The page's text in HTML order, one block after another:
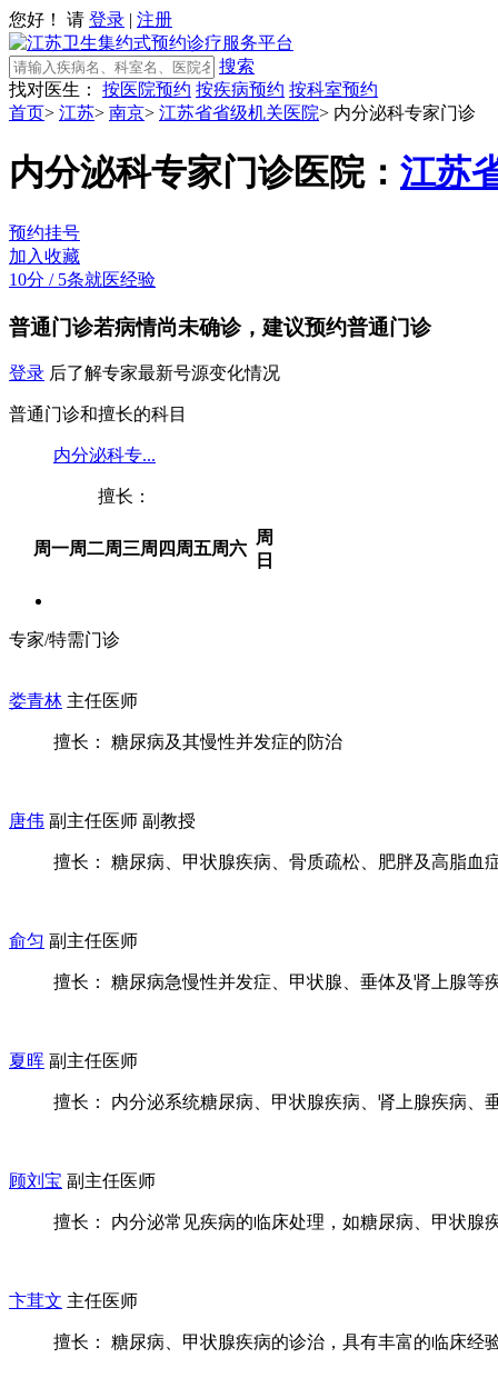
您好！ 请 登录 | 注册
搜索
找对医生：
按医院预约 按疾病预约 按科室预约
首页> 江苏> 南京> 江苏省省级机关医院> 内分泌科专家门诊
内分泌科专家门诊医院： 江苏
预约挂号
加入收藏
10分 / 5条就医经验
普通门诊若病情尚未确诊，建议预约普通门诊
登录 后了解专家最新号源变化情况
普通门诊和擅长的科目
内分泌科专...
擅长：
周一周二周三周四 周五周六
周
日
专家/特需门诊
娄青林 主任医师
擅长： 糖尿病及其慢性并发症的防治
唐伟 副主任医师 副教授
擅长： 糖尿病、甲状腺疾病、骨质疏松、肥胖及高脂血
俞匀 副主任医师
擅长： 糖尿病急慢性并发症、甲状腺、垂体及肾上腺等
夏晖 副主任医师
擅长： 内分泌系统糖尿病、甲状腺疾病、肾上腺疾病、
顾刘宝 副主任医师
擅长： 内分泌常见疾病的临床处理，如糖尿病、甲状腺
卞茸文 主任医师
擅长： 糖尿病、甲状腺疾病的诊治，具有丰富的临床经验